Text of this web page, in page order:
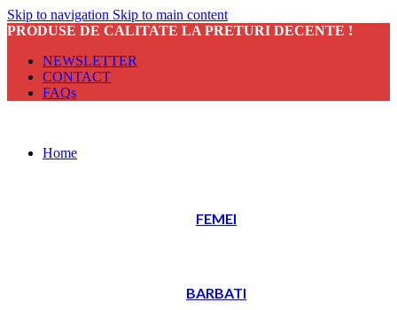
Skip to navigation Skip to main content
PRODUSE DE CALITATE LA PRETURI DECENTE !
NEWSLETTER
CONTACT
FAQs
Home
FEMEI
BARBATI